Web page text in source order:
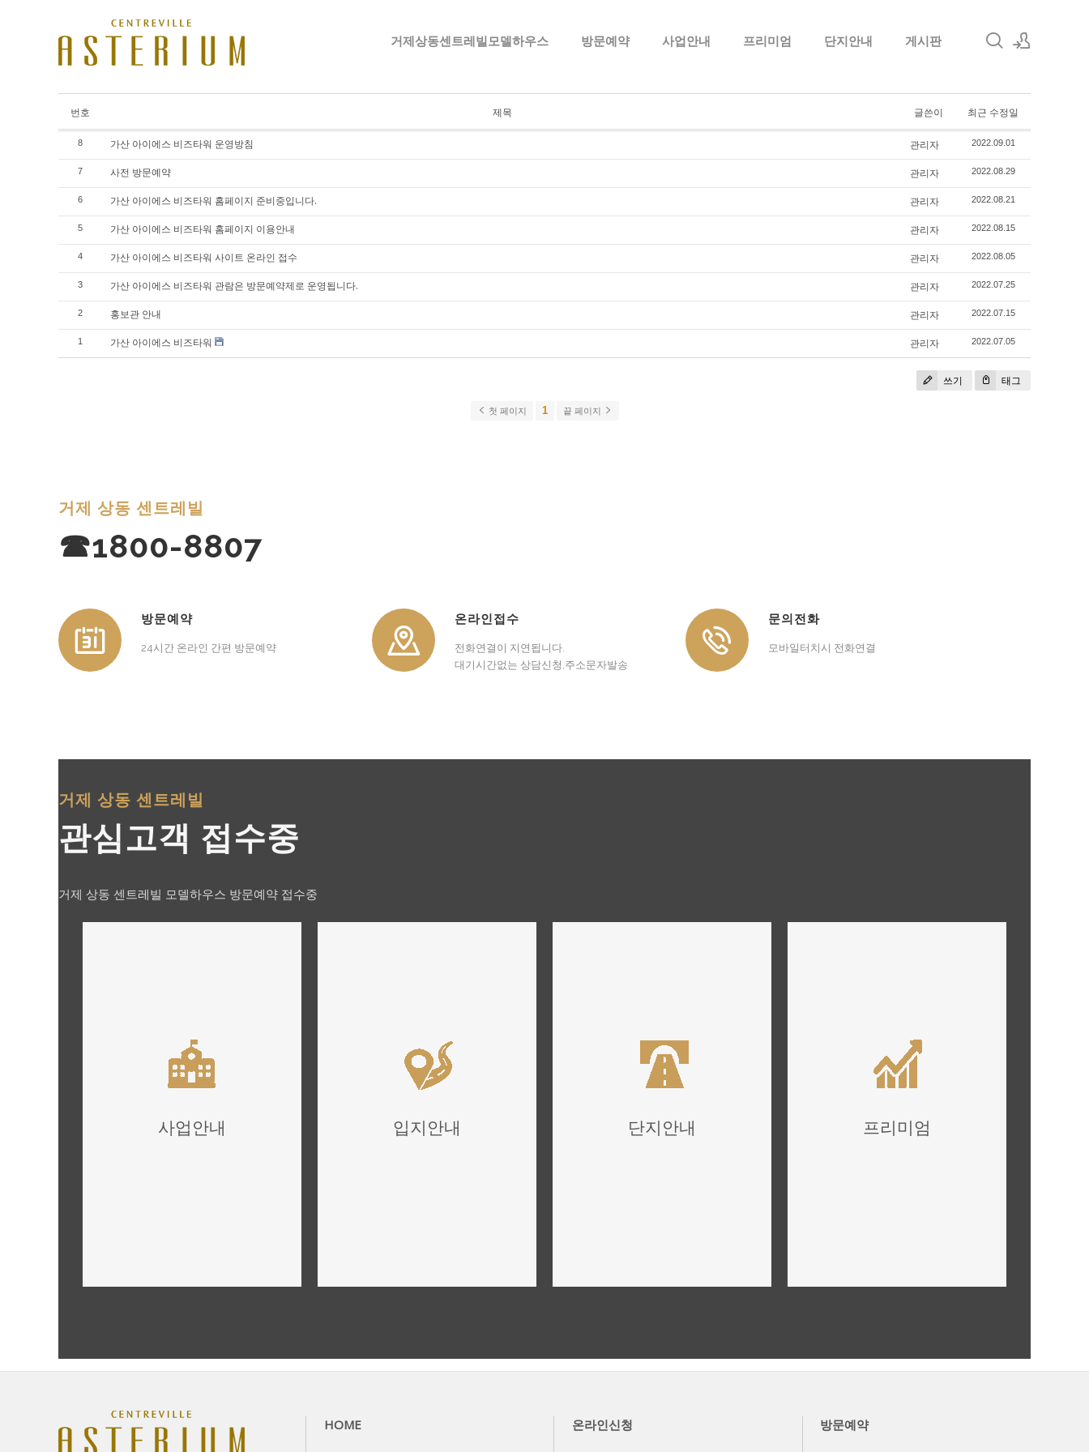
회원가입
거제상동센트레빌모델하우스 방문예약 사업안내 프리미엄 단지안내 게시판
번호 제목 글쓴이 최근 수정일
8 가산 아이에스 비즈타워 운영방침 관리자 2022.09.01
7 사전 방문예약 관리자 2022.08.29
6 가산 아이에스 비즈타워 홈페이지 준비중입니다. 관리자 2022.08.21
5 가산 아이에스 비즈타워 홈페이지 이용안내 관리자 2022.08.15
4 가산 아이에스 비즈타워 사이트 온라인 접수 관리자 2022.08.05
3 가산 아이에스 비즈타워 관람은 방문예약제로 운영됩니다. 관리자 2022.07.25
2 홍보관 안내 관리자 2022.07.15
1 가산 아이에스 비즈타워 관리자 2022.07.05
쓰기 태그
첫 페이지 1 끝 페이지
거제 상동 센트레빌
☎1800-8807
방문예약
24시간 온라인 간편 방문예약
온라인접수
전화연결이 지연됩니다.
대기시간없는 상담신청,주소문자발송
문의전화
모바일터치시 전화연결
거제 상동 센트레빌
관심고객 접수중
거제 상동 센트레빌 모델하우스 방문예약 접수중
사업안내 입지안내 단지안내 프리미엄
HOME 온라인신청 방문예약